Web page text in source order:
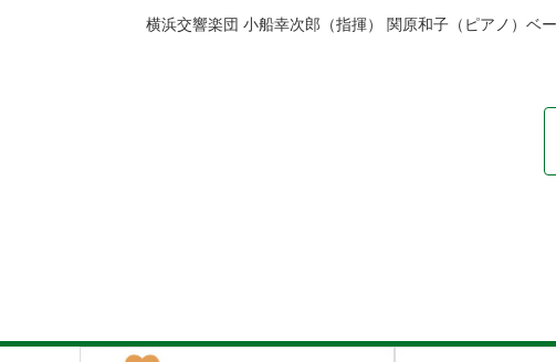
横浜交響楽団 小船幸次郎（指揮） 関原和子（ピアノ）ベ